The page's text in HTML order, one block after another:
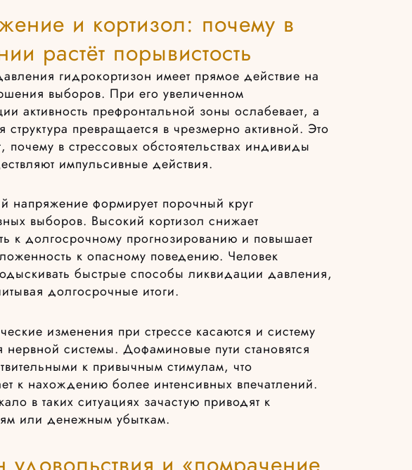
и кортизол: почему в
растёт порывистость
гидрокортизон имеет прямое действие на
выборов. При его увеличенном
активность префронтальной зоны ослабевает, а
структура превращается в чрезмерно активной. Это
почему в стрессовых обстоятельствах индивиды
импульсивные действия.
напряжение формирует порочный круг
выборов. Высокий кортизол снижает
к долгосрочному прогнозированию и повышает
к опасному поведению. Человек
быстрые способы ликвидации давления,
долгосрочные итоги.
изменения при стрессе касаются и систему
системы. Дофаминовые пути становятся
к привычным стимулам, что
к нахождению более интенсивных впечатлений.
в таких ситуациях зачастую приводят к
или денежным убыткам.